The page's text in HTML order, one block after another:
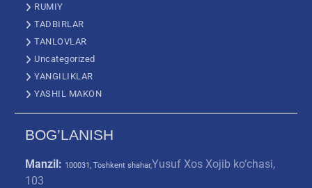
RUMIY
TADBIRLAR
TANLOVLAR
Uncategorized
YANGILIKLAR
YASHIL MAKON
BOG’LANISH
Manzil: 100031, Toshkent shahar,Yusuf Xos Xojib ko‘chasi,
103